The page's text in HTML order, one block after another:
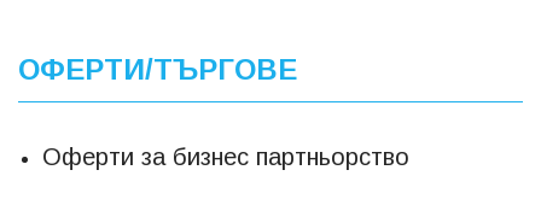
ОФЕРТИ/ТЪРГОВЕ
Оферти за бизнес партньорство